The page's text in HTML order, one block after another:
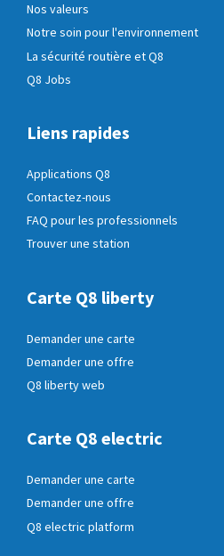
Nos valeurs
Notre soin pour l'environnement
La sécurité routière et Q8
Q8 Jobs
Liens rapides
Applications Q8
Contactez-nous
FAQ pour les professionnels
Trouver une station
Carte Q8 liberty
Demander une carte
Demander une offre
Q8 liberty web
Carte Q8 electric
Demander une carte
Demander une offre
Q8 electric platform